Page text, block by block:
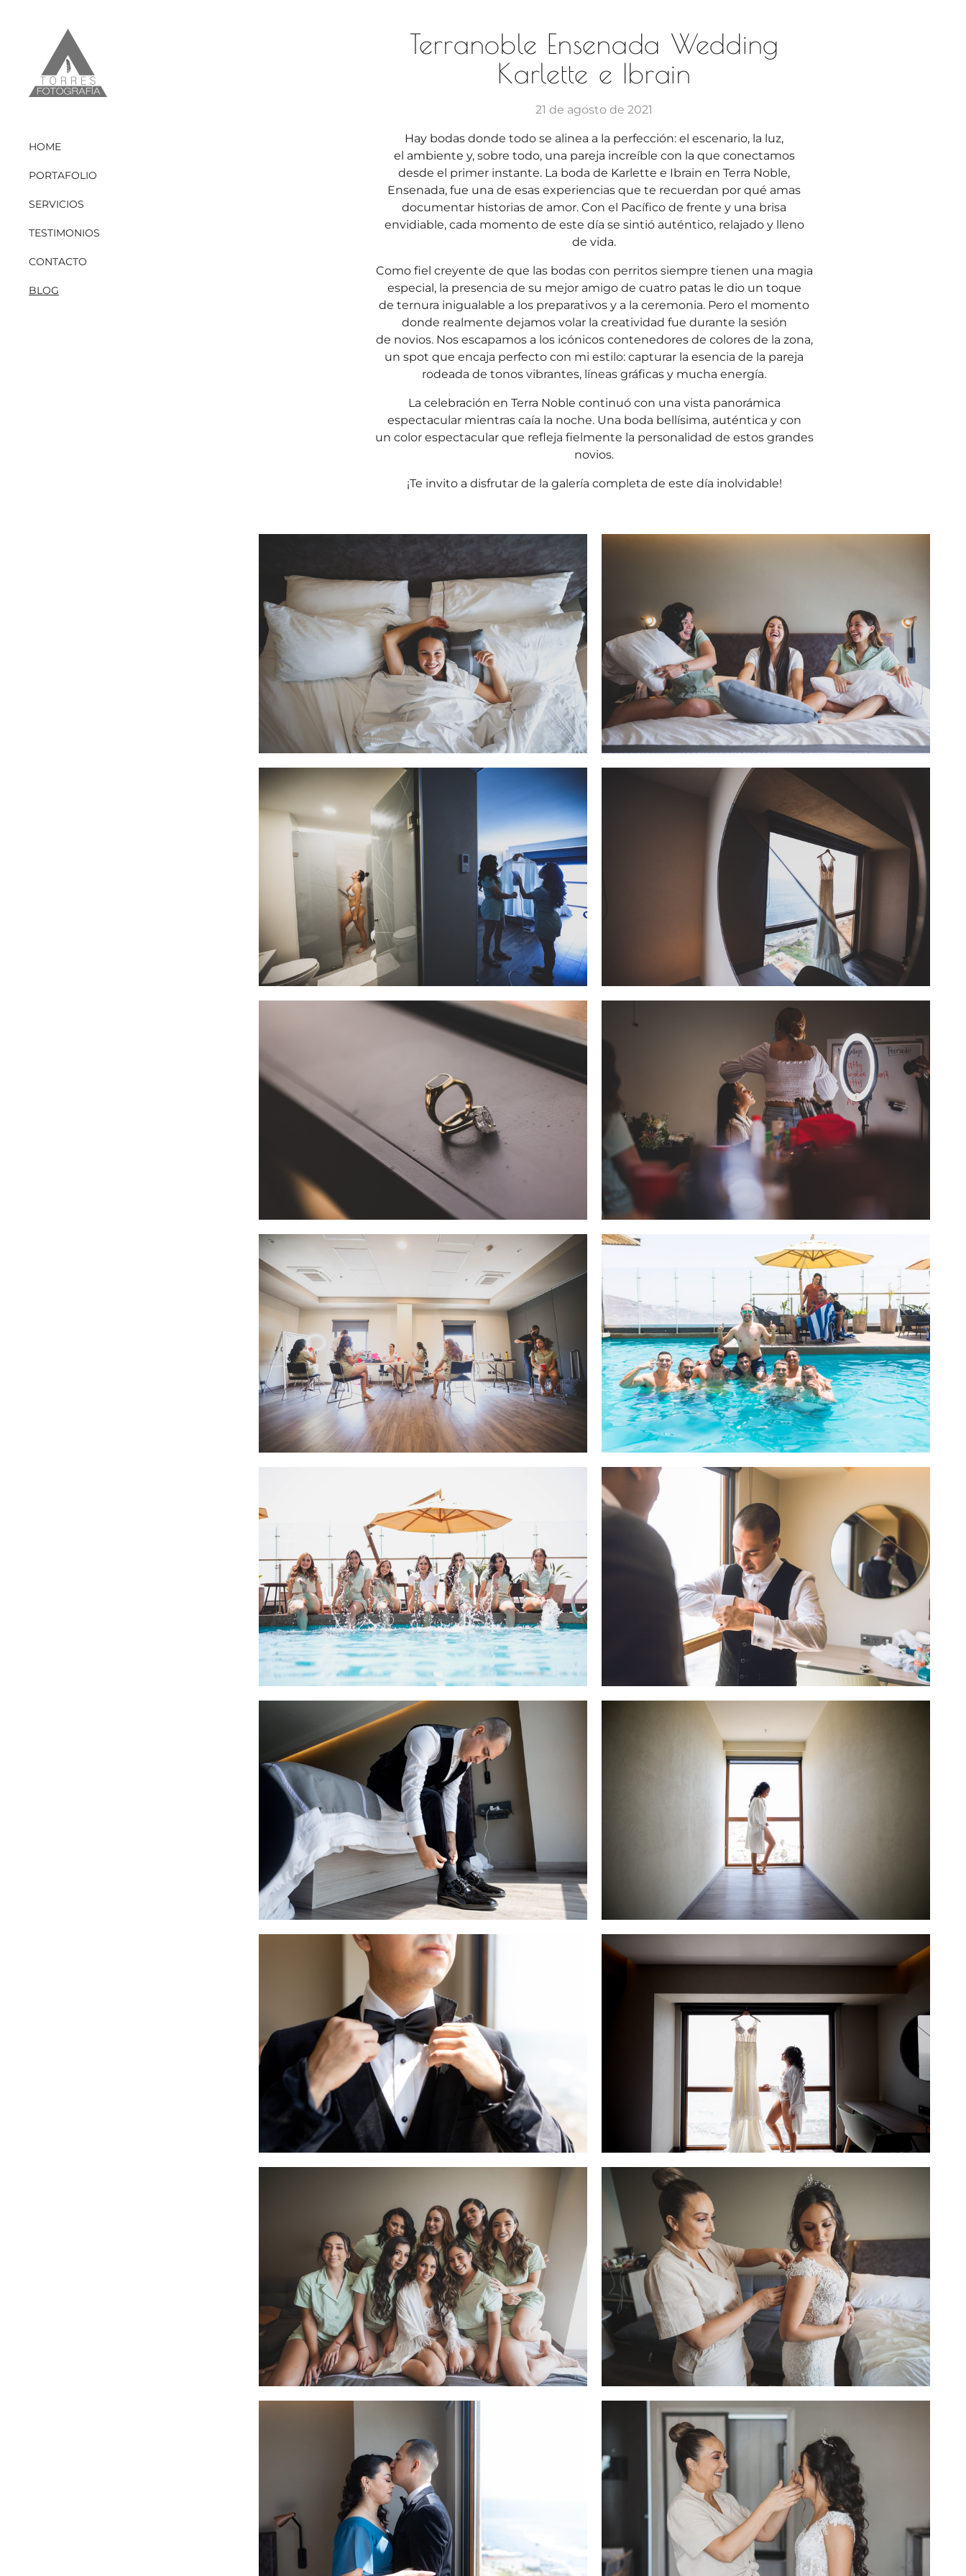
HOME
PORTAFOLIO
SERVICIOS
TESTIMONIOS
CONTACTO
BLOG
Terranoble Ensenada Wedding
Karlette e Ibrain
21 de agosto de 2021
Hay bodas donde todo se alinea a la perfección: el escenario, la luz,
el ambiente y, sobre todo, una pareja increíble con la que conectamos
desde el primer instante. La boda de Karlette e Ibrain en Terra Noble,
Ensenada, fue una de esas experiencias que te recuerdan por qué amas
documentar historias de amor. Con el Pacífico de frente y una brisa
envidiable, cada momento de este día se sintió auténtico, relajado y lleno
de vida.
Como fiel creyente de que las bodas con perritos siempre tienen una magia
especial, la presencia de su mejor amigo de cuatro patas le dio un toque
de ternura inigualable a los preparativos y a la ceremonia. Pero el momento
donde realmente dejamos volar la creatividad fue durante la sesión
de novios. Nos escapamos a los icónicos contenedores de colores de la zona,
un spot que encaja perfecto con mi estilo: capturar la esencia de la pareja
rodeada de tonos vibrantes, líneas gráficas y mucha energía.
La celebración en Terra Noble continuó con una vista panorámica
espectacular mientras caía la noche. Una boda bellísima, auténtica y con
un color espectacular que refleja fielmente la personalidad de estos grandes
novios.
¡Te invito a disfrutar de la galería completa de este día inolvidable!